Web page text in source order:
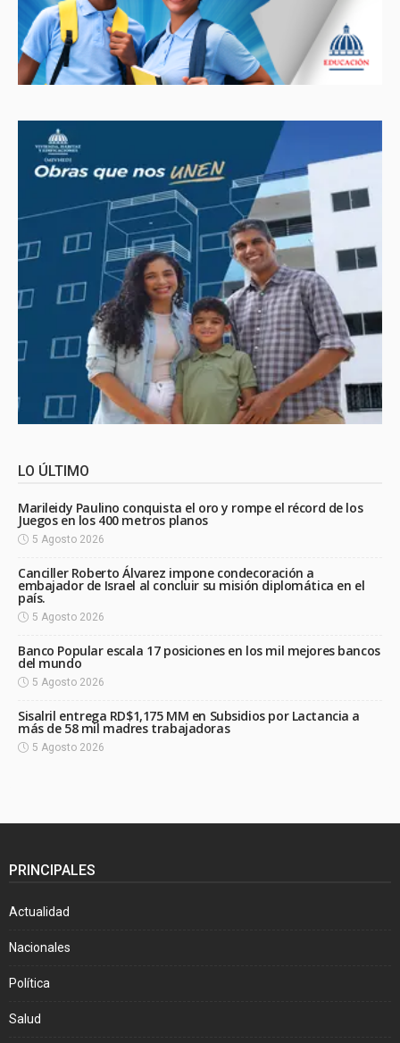
LO ÚLTIMO
Marileidy Paulino conquista el oro y rompe el récord de los
Juegos en los 400 metros planos
5 Agosto 2026
Canciller Roberto Álvarez impone condecoración a
embajador de Israel al concluir su misión diplomática en el
país.
5 Agosto 2026
Banco Popular escala 17 posiciones en los mil mejores bancos
del mundo
5 Agosto 2026
Sisalril entrega RD$1,175 MM en Subsidios por Lactancia a
más de 58 mil madres trabajadoras
5 Agosto 2026
PRINCIPALES
Actualidad
Nacionales
Política
Salud